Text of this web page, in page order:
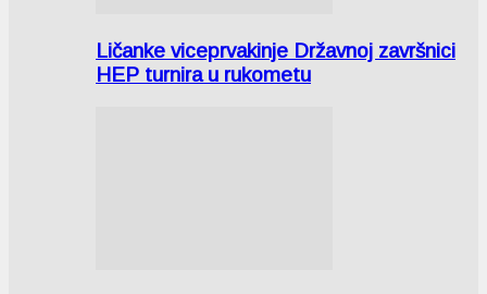
Ličanke viceprvakinje Državnoj završnici
HEP turnira u rukometu